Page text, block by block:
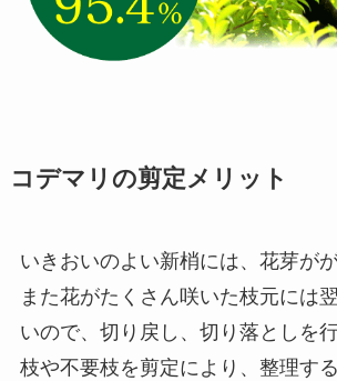
コデマリの剪定メリット
いきおいのよい新梢には、花芽が
また花がたくさん咲いた枝元には
いので、切り戻し、切り落としを
枝や不要枝を剪定により、整理す